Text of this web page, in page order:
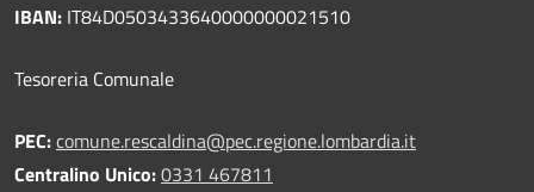
IBAN: IT84D0503433640000000021510
Tesoreria Comunale
PEC:comune.rescaldina@pec.regione.lombardia.it
Centralino Unico:0331 467811